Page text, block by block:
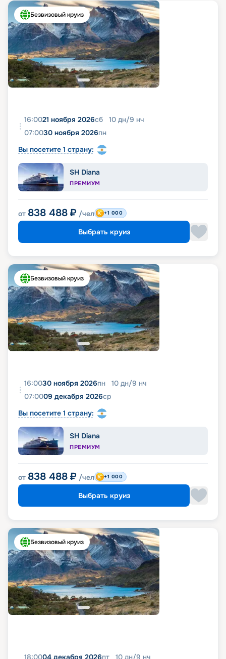
Безвизовый круиз
16:0021 ноября 2026сб 10 дн/9 нч
07:0030 ноября 2026пн
Вы посетите 1 страну:
SH Diana
ПРЕМИУМ
от 838 488 ₽ /чел +1 000
Выбрать круиз
Безвизовый круиз
16:0030 ноября 2026пн 10 дн/9 нч
07:0009 декабря 2026ср
Вы посетите 1 страну:
SH Diana
ПРЕМИУМ
от 838 488 ₽ /чел +1 000
Выбрать круиз
Безвизовый круиз
18:0004 декабря 2026пт 10 дн/9 нч